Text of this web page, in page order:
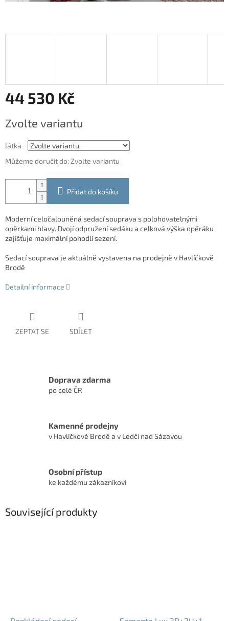
44 530 Kč
cena:
Zvolte variantu
látka
Můžeme doručit do: Zvolte variantu
Přidat do košíku
Moderní celočalouněná sedací souprava s polohovatelnými
opěrkami hlavy. Dvojí odpružení sedáku a celková výška opěráku
zajišťuje maximální pohodlí sezení.
Sedací souprava je aktuálně vystavena na prodejně v Havlíčkově
Brodě
Detailní informace
ZEPTAT SE SDÍLET
Doprava zdarma
po celé ČR
Kamenné prodejny
v Havlíčkově Brodě a v Ledči nad Sázavou
Osobní přístup
ke každému zákazníkovi
Související produkty